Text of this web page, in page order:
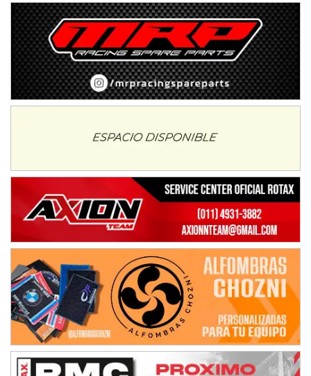
Avellaneda (Santa Fe)
SUR SANTAFESINO - F4
José Samuel Sánchez (Tierra)
Rufino (Santa Fe)
TUCUMANO - F5
Juan Navarro (Asfalto)